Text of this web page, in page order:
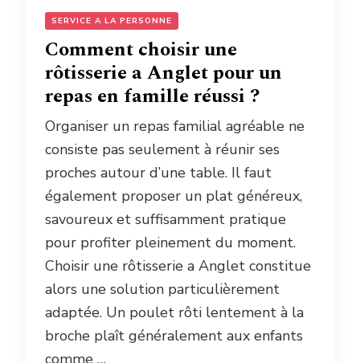
SERVICE A LA PERSONNE
Comment choisir une
rôtisserie a Anglet pour un
repas en famille réussi ?
Organiser un repas familial agréable ne
consiste pas seulement à réunir ses
proches autour d’une table. Il faut
également proposer un plat généreux,
savoureux et suffisamment pratique
pour profiter pleinement du moment.
Choisir une rôtisserie a Anglet constitue
alors une solution particulièrement
adaptée. Un poulet rôti lentement à la
broche plaît généralement aux enfants